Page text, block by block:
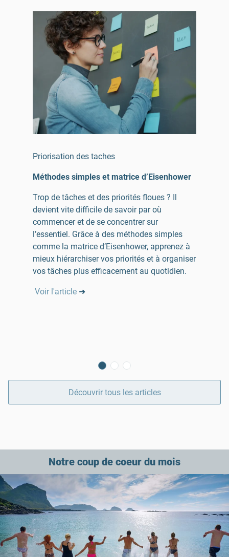
Priorisation des taches
Méthodes simples et matrice d’Eisenhower
Trop de tâches et des priorités floues ? Il
devient vite difficile de savoir par où
commencer et de se concentrer sur
l’essentiel. Grâce à des méthodes simples
comme la matrice d’Eisenhower, apprenez à
mieux hiérarchiser vos priorités et à organiser
vos tâches plus efficacement au quotidien.
Voir l'article ➜
Découvrir tous les articles
Notre coup de coeur du mois